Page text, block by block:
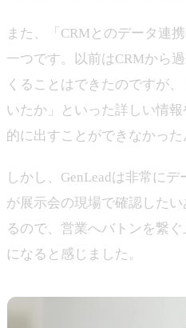
また、「CRMとのデータ連
一つです。以前はCRMから
くることはできたのですが
いたか」といった詳しい情
的に出すことができなかった
しかし、GenLeadは非常に
が展示会の現場で確認した
るので、営業へバトンを繋
になると感じました。